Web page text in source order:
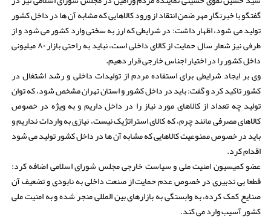
گفتگو با خبرنگار مهر ضمن انتقاد از ورود کالاهایی که مشابه آن ها در داخل کشور
تولید می شود، اظهار داشت: در شرایطی که ارز به سختی وارد کشور می شود و از
طرفی نیز شعار سال حمایت از کالای داخلی است، نباید به راحتی بازار ۸۰ میلیونی
داخل کشور را در اختیار اجناس خارجی قرار دهیم.
وی بر ایجاد شرایطی برای استفاده مردم از تولیدات داخلی و رشد اشتغال در
کشور تاکید کرد و گفت: باید در داخل کشور و استان تهران مشخص شود، که توان
تولید چه تعداد از کالاهای مورد نیاز را در داخل داریم و به ویژه در خصوص
کالاهای مصرفی مانند چرم، که کالای استراتژیک نیست، نیازی به واردات نداریم و
باید در خصوص ممنوعیت کالاهایی که مشابه آن ها در داخل کشور تولید می شود
اقدام کرد.
عضو کمیسیون امنیت ملی و سیاست خارجی مجلس شورای اسلامی اضافه کرد:
قطعا بی تدبیری در خصوص عدم حمایت از صنعت داخلی به نابودی و تضعیف آن
صنایع کمک کرده، به وابستگی به بازارهای بین المللی منجر شده و به امنیت ملی
کشور آسیب وارد می کند.